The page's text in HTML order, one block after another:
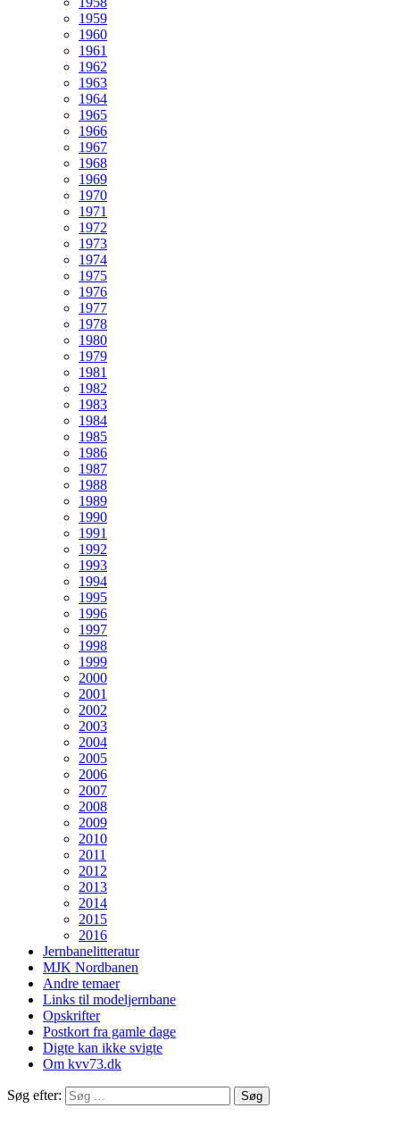
1959
1960
1961
1962
1963
1964
1965
1966
1967
1968
1969
1970
1971
1972
1973
1974
1975
1976
1977
1978
1980
1979
1981
1982
1983
1984
1985
1986
1987
1988
1989
1990
1991
1992
1993
1994
1995
1996
1997
1998
1999
2000
2001
2002
2003
2004
2005
2006
2007
2008
2009
2010
2011
2012
2013
2014
2015
2016
Jernbanelitteratur
MJK Nordbanen
Andre temaer
Links til modeljernbane
Opskrifter
Postkort fra gamle dage
Digte kan ikke svigte
Om kvv73.dk
Søg efter: